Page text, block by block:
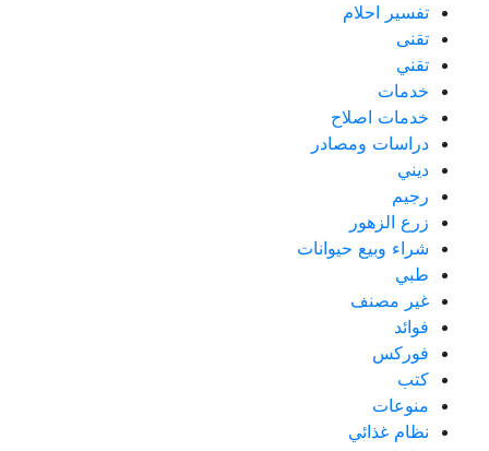
تفسير احلام
خدمات
خدمات اصلاح
دراسات ومصادر
زرع الزهور
شراء وبيع حيوانات
غير مصنف
فوركس
منوعات
نظام غذائي